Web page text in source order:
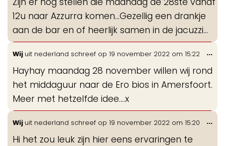
12u naar Azzurra komen...Gezellig een drankje
aan de bar en of heerlijk samen in de jacuzzi...
Wij uit nederland schreef op 19 november 2022 om 15:22
Hayhay maandag 28 november willen wij rond
het middaguur naar de Ero bios in Amersfoort.
Meer met hetzelfde idee….x
...
Wij uit nederland schreef op 19 november 2022 om 15:20
Hi het zou leuk zijn hier eens ervaringen te
...